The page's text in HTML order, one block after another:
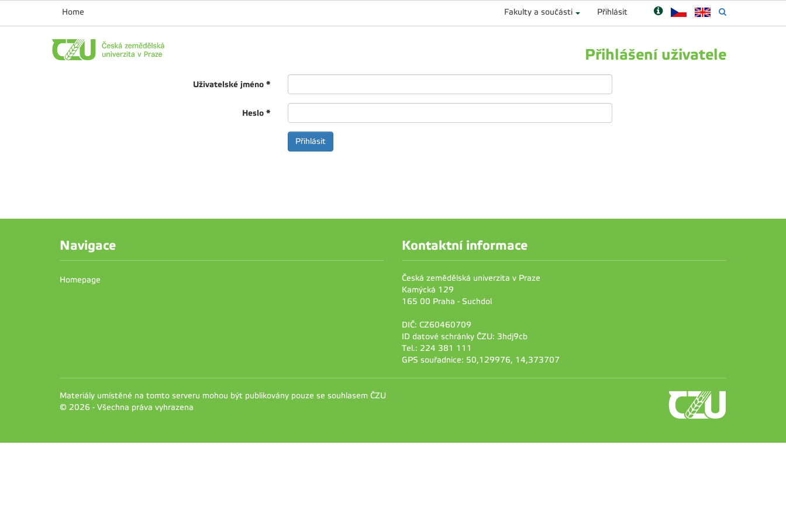
Home Fakulty a součásti Přihlásit
Přihlášení uživatele
Uživatelské jméno *
Heslo *
Navigace
Homepage
Kontaktní informace
Česká zemědělská univerzita v Praze
Kamýcká 129
165 00 Praha - Suchdol
DIČ: CZ60460709
ID datové schránky ČZU: 3hdj9cb
Tel.: 224 381 111
GPS souřadnice: 50,129976, 14,373707
Materiály umístěné na tomto serveru mohou být publikovány pouze se souhlasem ČZU
© 2026 - Všechna práva vyhrazena